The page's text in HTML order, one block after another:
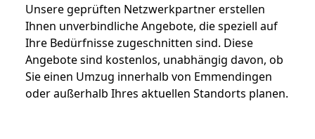
Unsere geprüften Netzwerkpartner erstellen
Ihnen unverbindliche Angebote, die speziell auf
Ihre Bedürfnisse zugeschnitten sind. Diese
Angebote sind kostenlos, unabhängig davon, ob
Sie einen Umzug innerhalb von Emmendingen
oder außerhalb Ihres aktuellen Standorts planen.